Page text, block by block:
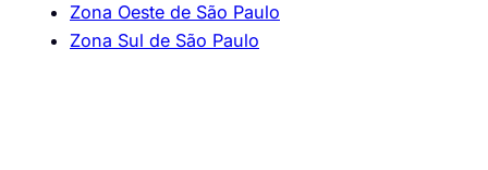
Zona Oeste de São Paulo
Zona Sul de São Paulo